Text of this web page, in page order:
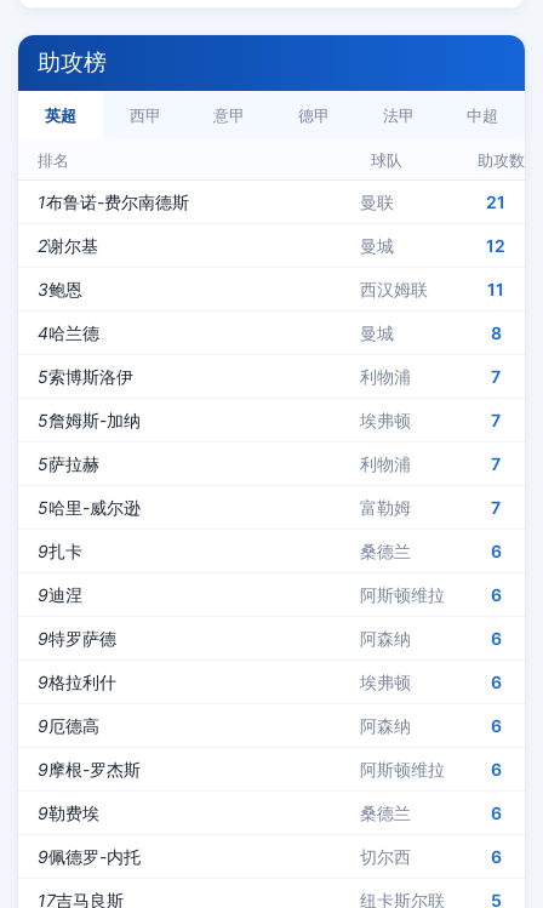
助攻榜
英超 西甲 意甲 德甲 法甲 中超
排名 球队 助攻数
1布鲁诺-费尔南德斯 曼联 21
2谢尔基 曼城 12
3鲍恩 西汉姆联 11
4哈兰德 曼城 8
5索博斯洛伊 利物浦 7
5詹姆斯-加纳 埃弗顿 7
5萨拉赫 利物浦 7
5哈里-威尔逊 富勒姆 7
9扎卡 桑德兰 6
9迪涅 阿斯顿维拉 6
9特罗萨德 阿森纳 6
9格拉利什 埃弗顿 6
9厄德高 阿森纳 6
9摩根-罗杰斯 阿斯顿维拉 6
9勒费埃 桑德兰 6
9佩德罗-内托 切尔西 6
17吉马良斯 纽卡斯尔联 5